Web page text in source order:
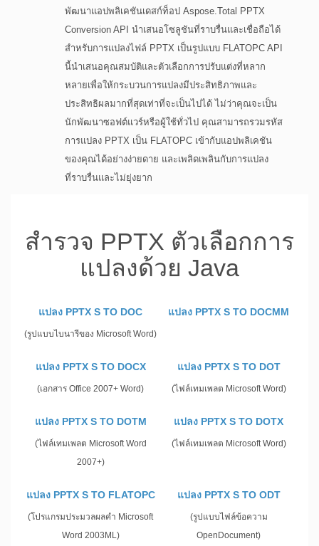
พัฒนาแอปพลิเคชันเดสก์ท็อป Aspose.Total PPTX
Conversion API นำเสนอโซลูชันที่ราบรื่นและเชื่อถือได้
สำหรับการแปลงไฟล์ PPTX เป็นรูปแบบ FLATOPC API
นี้นำเสนอคุณสมบัติและตัวเลือกการปรับแต่งที่หลาก
หลายเพื่อให้กระบวนการแปลงมีประสิทธิภาพและ
ประสิทธิผลมากที่สุดเท่าที่จะเป็นไปได้ ไม่ว่าคุณจะเป็น
นักพัฒนาซอฟต์แวร์หรือผู้ใช้ทั่วไป คุณสามารถรวมรหัส
การแปลง PPTX เป็น FLATOPC เข้ากับแอปพลิเคชัน
ของคุณได้อย่างง่ายดาย และเพลิดเพลินกับการแปลง
ที่ราบรื่นและไม่ยุ่งยาก
สำรวจ PPTX ตัวเลือกการ
แปลงด้วย Java
แปลง PPTX S TO DOC
(รูปแบบไบนารีของ Microsoft Word)
แปลง PPTX S TO DOCMM
แปลง PPTX S TO DOCX
(เอกสาร Office 2007+ Word)
แปลง PPTX S TO DOT
(ไฟล์เทมเพลต Microsoft Word)
แปลง PPTX S TO DOTM
(ไฟล์เทมเพลต Microsoft Word
2007+)
แปลง PPTX S TO DOTX
(ไฟล์เทมเพลต Microsoft Word)
แปลง PPTX S TO FLATOPC
(โปรแกรมประมวลผลคำ Microsoft
Word 2003ML)
แปลง PPTX S TO ODT
(รูปแบบไฟล์ข้อความ
OpenDocument)